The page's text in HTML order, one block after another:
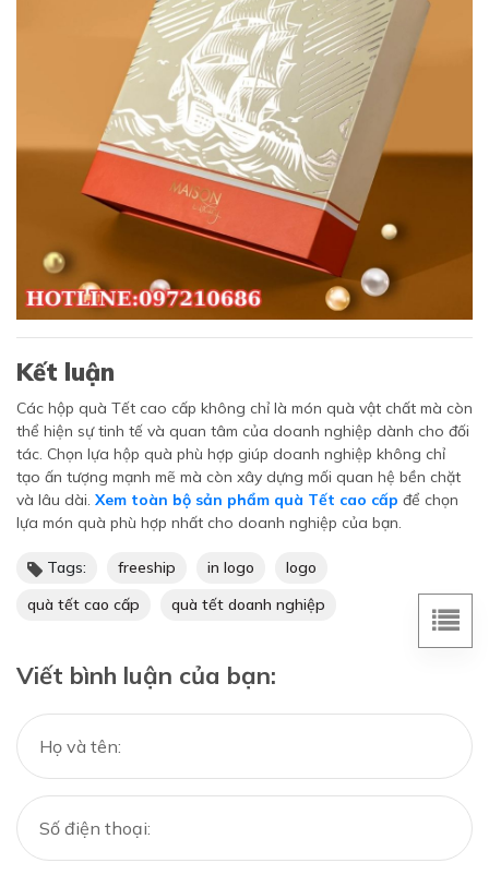
Kết luận
Các hộp quà Tết cao cấp không chỉ là món quà vật chất mà còn
thể hiện sự tinh tế và quan tâm của doanh nghiệp dành cho đối
tác. Chọn lựa hộp quà phù hợp giúp doanh nghiệp không chỉ
tạo ấn tượng mạnh mẽ mà còn xây dựng mối quan hệ bền chặt
và lâu dài. Xem toàn bộ sản phẩm quà Tết cao cấp để chọn
lựa món quà phù hợp nhất cho doanh nghiệp của bạn.
Tags: freeship in logo
logo
quà tết cao cấp
quà tết doanh nghiệp
Viết bình luận của bạn: